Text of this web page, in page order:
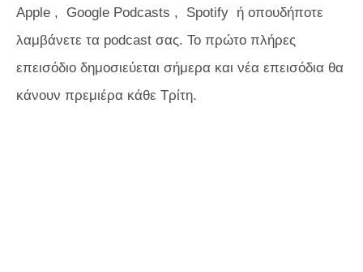
Apple , Google Podcasts , Spotify ή οπουδήποτε
λαμβάνετε τα podcast σας. Το πρώτο πλήρες
επεισόδιο δημοσιεύεται σήμερα και νέα επεισόδια θα
κάνουν πρεμιέρα κάθε Τρίτη.